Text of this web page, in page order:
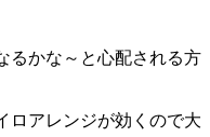
るかな～と心配される方
ロアレンジが効くので大